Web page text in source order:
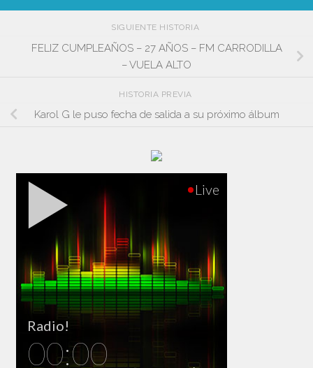
SIGUIENTE HISTORIA
FELIZ CUMPLEAÑOS – 27 AÑOS – FM CARRODILLA
– VUELA ALTO
HISTORIA PREVIA
Karol G le puso fecha de salida a su próximo álbum